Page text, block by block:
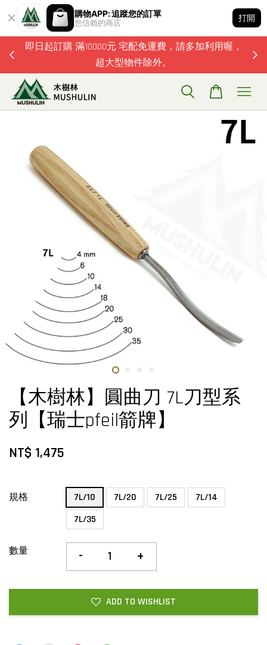
購物APP: 追蹤您的訂單
您信賴的商店
打開
即日起訂購 滿10000元 宅配免運費，請多加利用喔，
超大型物件除外。
【木樹林】圓曲刀 7L刀型系
列【瑞士pfeil箭牌】
NT$ 1,475
規格 7L/10 7L/20 7L/25
7L/14
7L/35
數量 - +
ADD TO WISHLIST